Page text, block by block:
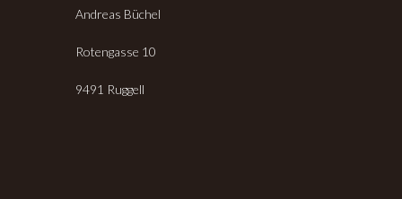
Andreas Büchel
Rotengasse 10
9491 Ruggell